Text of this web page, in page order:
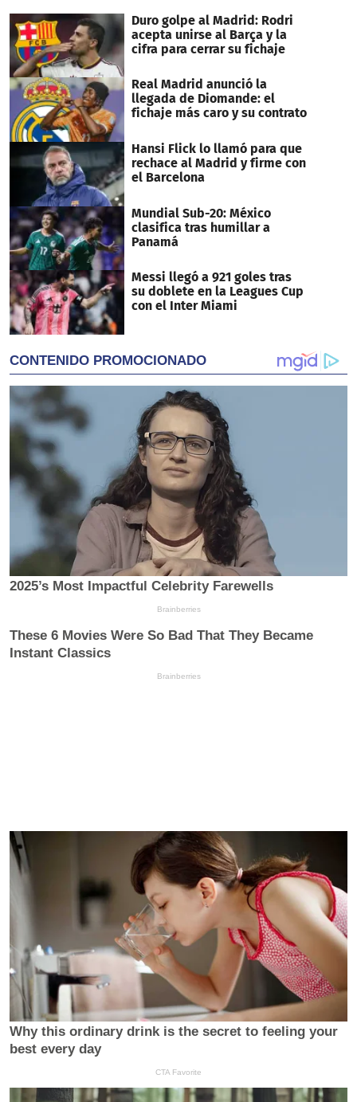
29
seconds
Duro golpe al Madrid: Rodri
acepta unirse al Barça y la
cifra para cerrar su fichaje
Real Madrid anunció la
llegada de Diomande: el
fichaje más caro y su contrato
Hansi Flick lo llamó para que
rechace al Madrid y firme con
el Barcelona
Mundial Sub-20: México
clasifica tras humillar a
Panamá
Messi llegó a 921 goles tras
su doblete en la Leagues Cup
con el Inter Miami